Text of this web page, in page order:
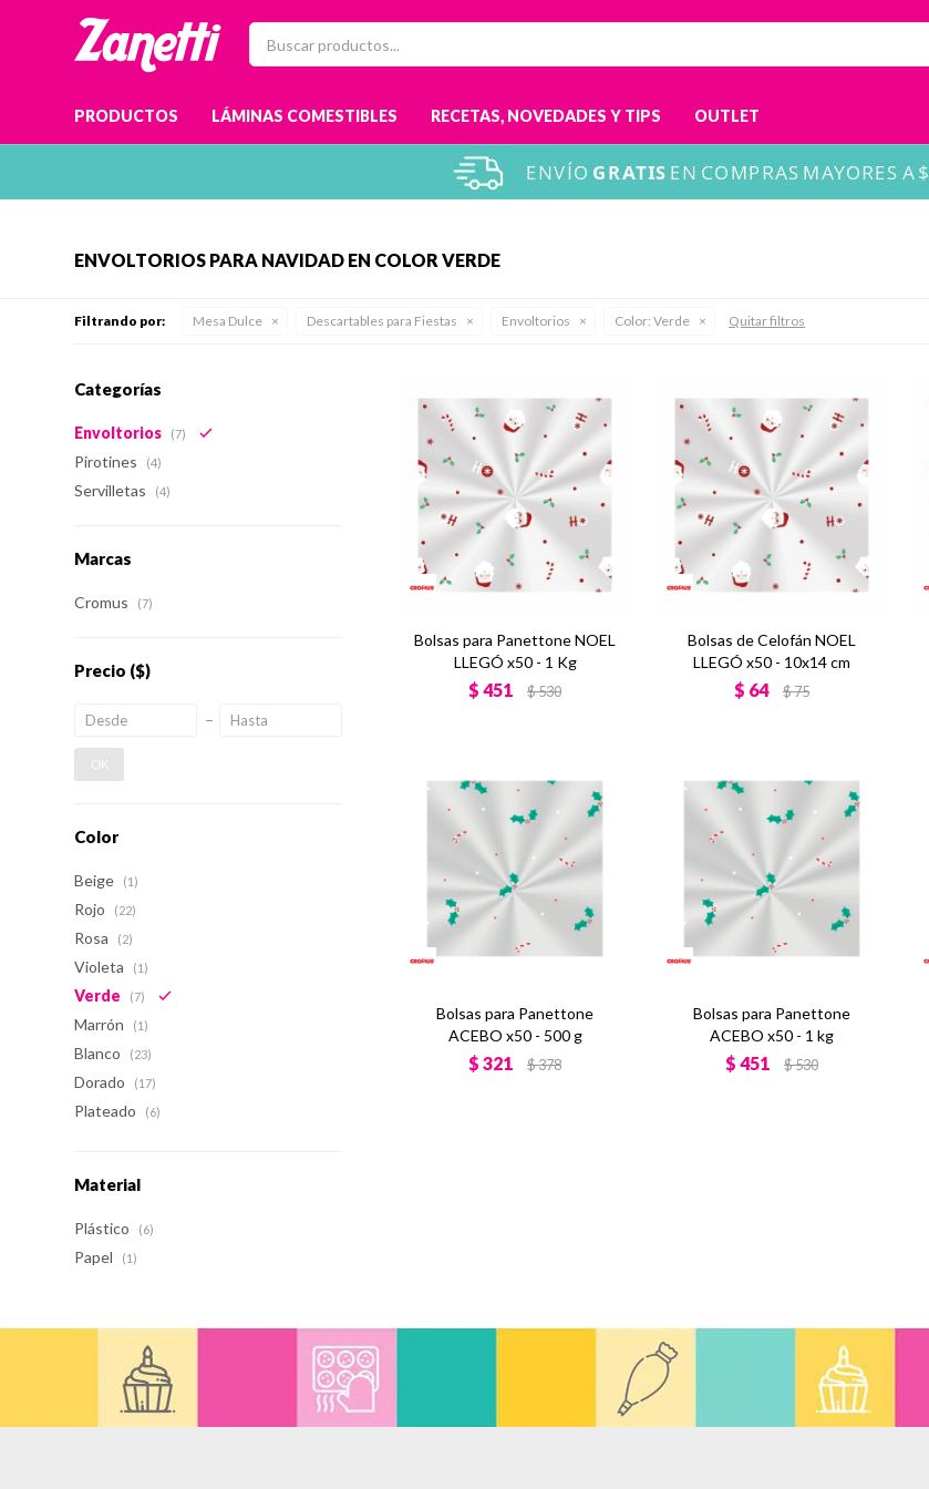
PRODUCTOS LÁMINAS COMESTIBLES RECETAS, NOVEDADES Y TIPS OUTLET
ENVOLTORIOS PARA NAVIDAD EN COLOR VERDE
Filtrando por: Mesa Dulce Descartables para Fiestas Envoltorios Color: Verde Quitar filtros
Bolsas para Panettone NOEL
LLEGÓ x50 - 1 Kg
$ 451 $530
Bolsas de Celofán NOEL
LLEGÓ x50 - 10x14 cm
$ 64 $75
Bolsas para Panettone
ACEBO x50 - 500 g
$ 321 $378
Bolsas para Panettone
ACEBO x50 - 1 kg
$ 451 $530
Categorías
Envoltorios (7)
Pirotines (4)
Servilletas (4)
Marcas
Cromus (7)
Precio ($)
OK
Color
Beige (1)
Rojo (22)
Rosa (2)
Violeta (1)
Verde (7)
Marrón (1)
Blanco (23)
Dorado (17)
Plateado (6)
Material
Plástico (6)
Papel (1)